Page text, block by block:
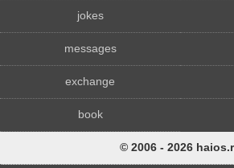
jokes
messages
exchange
book
© 2006 - 2026